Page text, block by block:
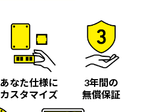
あなた仕様に
カスタマイズ
3年間の
無償保証